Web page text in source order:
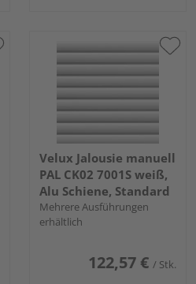
Velux Jalousie manuell
PAL CK02 7001S weiß,
Alu Schiene, Standard
Mehrere Ausführungen
erhältlich
122,57 € / Stk.